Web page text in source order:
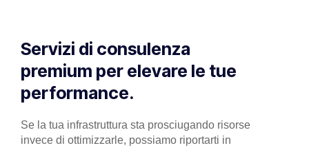
Servizi di consulenza
premium per elevare le tue
performance.
Se la tua infrastruttura sta prosciugando risorse
invece di ottimizzarle, possiamo riportarti in